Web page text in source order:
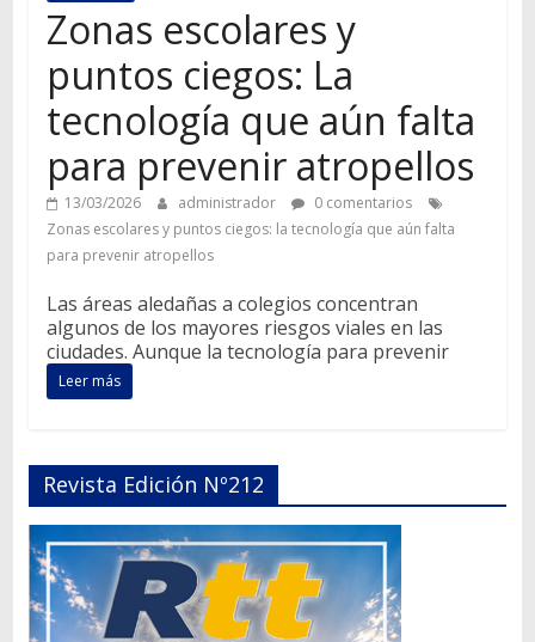
Zonas escolares y
puntos ciegos: La
tecnología que aún falta
para prevenir atropellos
13/03/2026 administrador
0 comentarios
Zonas escolares y puntos ciegos: la tecnología que aún falta
para prevenir atropellos
Las áreas aledañas a colegios concentran
algunos de los mayores riesgos viales en las
ciudades. Aunque la tecnología para prevenir
Leer más
Revista Edición Nº212